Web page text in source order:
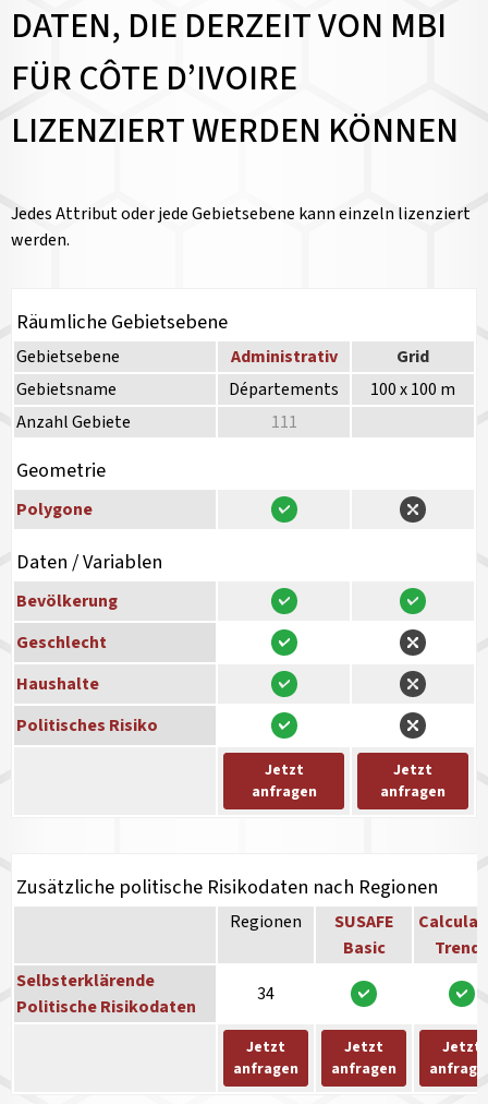
DATEN, DIE DERZEIT VON MBI
FÜR CÔTE D’IVOIRE
LIZENZIERT WERDEN KÖNNEN
Jedes Attribut oder jede Gebietsebene kann einzeln lizenziert
werden.
Räumliche Gebietsebene
Gebietsebene Administrativ
Grid
Gebietsname
Départements
100 x 100 m
Anzahl Gebiete
111
Geometrie
Polygone
Daten / Variablen
Bevölkerung
Geschlecht
Haushalte
Politisches Risiko
Jetzt
anfragen
Jetzt
anfragen
Zusätzliche politische Risikodaten nach Regionen
Regionen
SUSAFE
Basic
Trends
Selbsterklärende
Politische Risikodaten
34
Jetzt
anfragen
Jetzt
anfragen
Jetzt